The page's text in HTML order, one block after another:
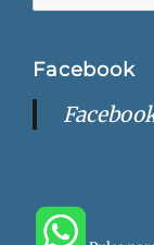
Facebook